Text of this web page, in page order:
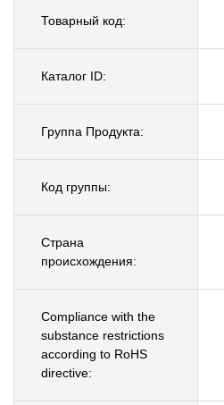
Товарный код:
Каталог ID:
Группа Продукта:
Код группы:
Страна
происхождения:
Compliance with the
substance restrictions
according to RoHS
directive: